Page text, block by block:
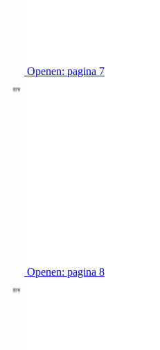
Openen: pagina 7
Openen: pagina 8